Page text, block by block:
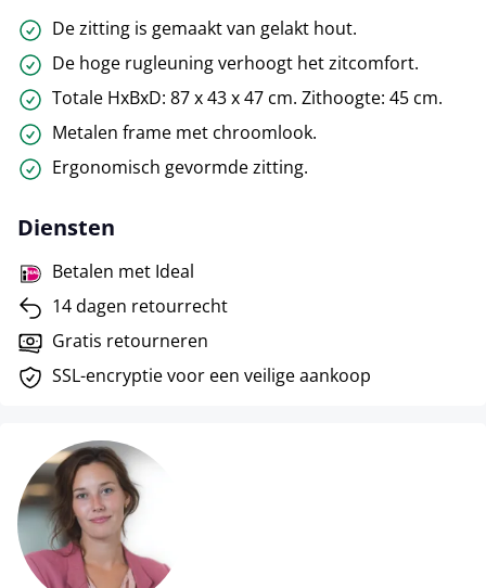
De zitting is gemaakt van gelakt hout.
De hoge rugleuning verhoogt het zitcomfort.
Totale HxBxD: 87 x 43 x 47 cm. Zithoogte: 45 cm.
Metalen frame met chroomlook.
Ergonomisch gevormde zitting.
Diensten
Betalen met Ideal
14 dagen retourrecht
Gratis retourneren
SSL-encryptie voor een veilige aankoop